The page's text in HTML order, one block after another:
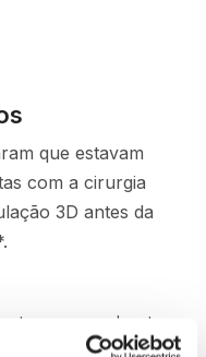
que estavam
com a cirurgia
3D antes da
que se submeteram
Maio de 2010 e